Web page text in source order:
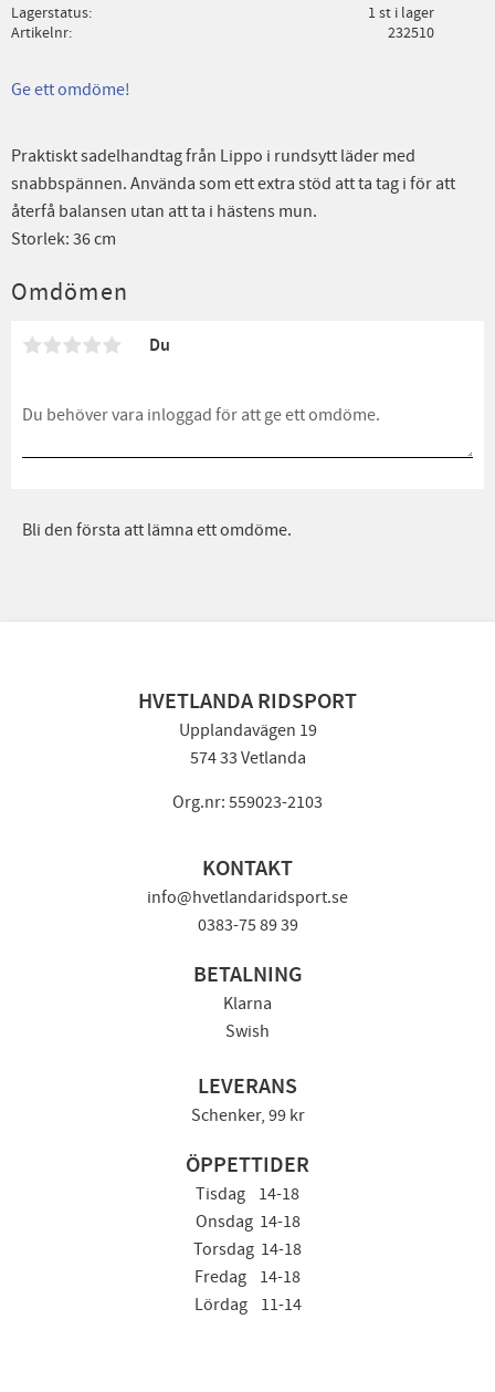
Lagerstatus
1 st i lager
Artikelnr
232510
Ge ett omdöme!
Praktiskt sadelhandtag från Lippo i rundsytt läder med
snabbspännen. Använda som ett extra stöd att ta tag i för att
återfå balansen utan att ta i hästens mun.
Storlek: 36 cm
Omdömen
Du
Bli den första att lämna ett omdöme.
HVETLANDA RIDSPORT
Upplandavägen 19
574 33 Vetlanda
Org.nr: 559023-2103
KONTAKT
info@hvetlandaridsport.se
0383-75 89 39
BETALNING
Klarna
Swish
LEVERANS
Schenker, 99 kr
ÖPPETTIDER
Tisdag 14-18
Onsdag 14-18
Torsdag 14-18
Fredag 14-18
Lördag 11-14